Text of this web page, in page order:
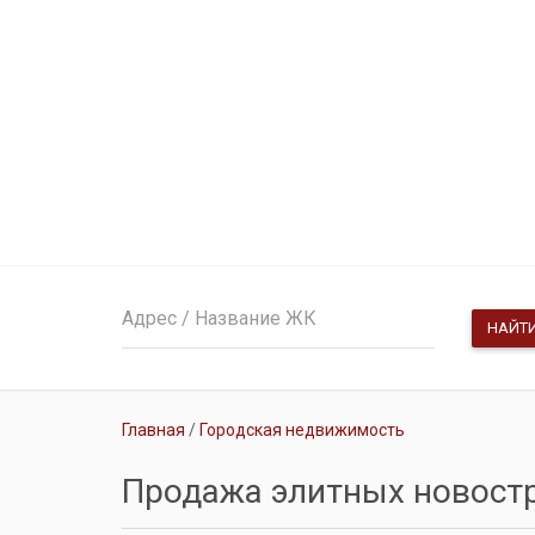
Главная Городская недвижимость
Продажа элитных